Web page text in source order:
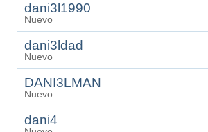
dani3l1990
Nuevo
dani3ldad
Nuevo
DANI3LMAN
Nuevo
dani4